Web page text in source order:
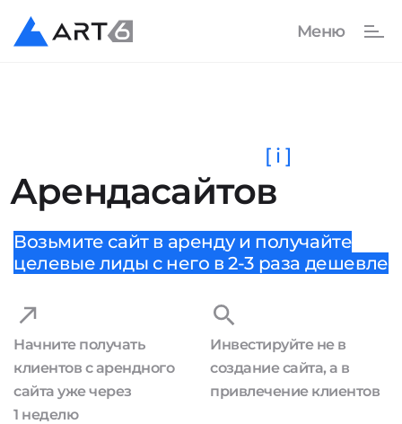
Арендасайтов
[ i ]
Возьмите сайт в аренду и получайте
целевые лиды с него в 2-3 раза дешевле
Начните получать
клиентов с арендного
сайта уже через
1 неделю
Инвестируйте не в
создание сайта, а в
привлечение клиентов